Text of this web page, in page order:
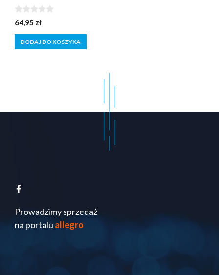
0
z
5
64,95 zł
DODAJ DO KOSZYKA
Prowadzimy sprzedaż
na portalu allegro